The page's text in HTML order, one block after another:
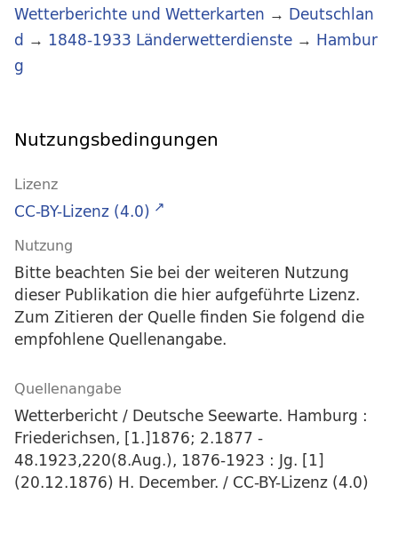
Wetterberichte und Wetterkarten → Deutschlan
d → 1848-1933 Länderwetterdienste → Hambur
g
Nutzungsbedingungen
Lizenz
CC-BY-Lizenz (4.0)
Nutzung
Bitte beachten Sie bei der weiteren Nutzung
dieser Publikation die hier aufgeführte Lizenz.
Zum Zitieren der Quelle finden Sie folgend die
empfohlene Quellenangabe.
Quellenangabe
Wetterbericht / Deutsche Seewarte. Hamburg :
Friederichsen, [1.]1876; 2.1877 -
48.1923,220(8.Aug.), 1876-1923 : Jg. [1]
(20.12.1876) H. December. / CC-BY-Lizenz (4.0)